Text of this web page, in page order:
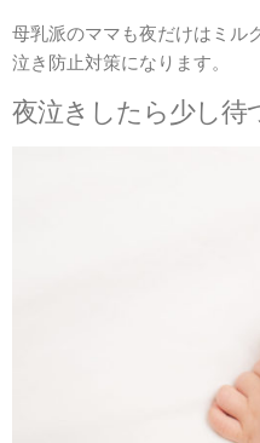
母乳派のママも夜だけはミル
泣き防止対策になります。
夜泣きしたら少し待